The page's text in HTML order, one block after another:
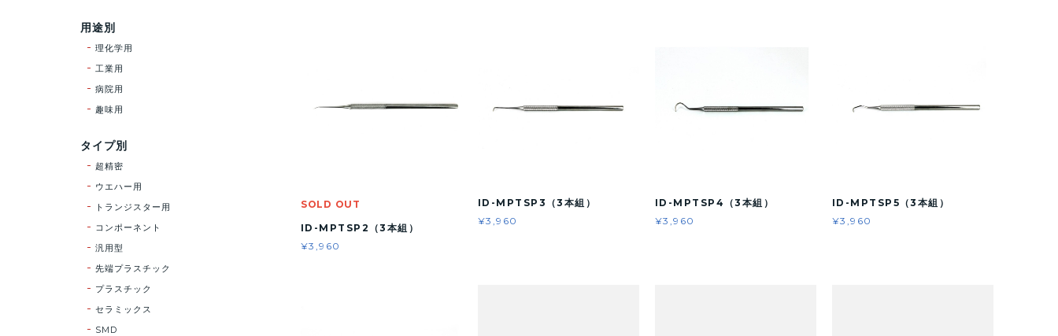
SOLD OUT
ID-MPTSP2（3本組）
¥3,960
ID-MPTSP3（3本組）
¥3,960
ID-MPTSP4（3本組）
¥3,960
ID-MPTSP5（3本組）
¥3,960
用途別
理化学用
工業用
病院用
趣味用
タイプ別
超精密
ウエハー用
トランジスター用
コンポーネント
汎用型
先端プラスチック
プラスチック
セラミックス
SMD